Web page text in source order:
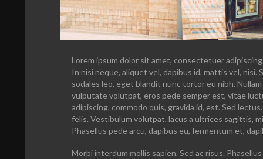
Lorem ipsum dolor sit amet, consectetuer
In nisi neque, aliquet vel, dapibus id, mattis vel,
sodales leo, eget blandit nunc tortor eu nibh.
vulputate volutpat, eros pede semper est, vitae
adipiscing, commodo quis, gravida id, est. Sed
felis. Vestibulum volutpat, lacus a ultrices sagittis,
Phasellus pede arcu, dapibus eu, fermentum et,
Morbi interdum mollis sapien. Sed ac risus.